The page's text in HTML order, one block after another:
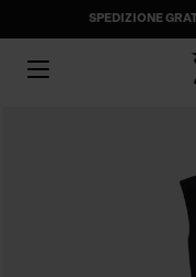
SPEDIZIONE